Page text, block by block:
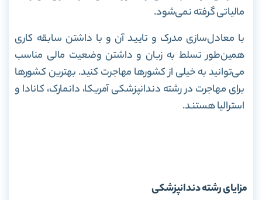
مالیاتی گرفته نمی‌شود.
با معادل‌سازی مدرک و تایید آن و با داشتن سابقه کاری
همین‌طور تسلط به زبان و داشتن وضعیت مالی مناسب
می‌توانید به خیلی از کشورها مهاجرت کنید. بهترین کشورها
برای مهاجرت در رشته دندانپزشکی آمریکا، دانمارک، کانادا و
استرالیا هستند.
مزایای رشته دندانپزشکی